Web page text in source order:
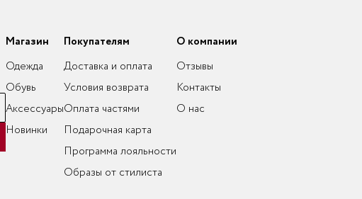
Магазин
Одежда
Обувь
Аксессуары
Новинки
Покупателям
Доставка и оплата
Условия возврата
Оплата частями
Подарочная карта
Программа лояльности
Образы от стилиста
О компании
Отзывы
Контакты
О нас